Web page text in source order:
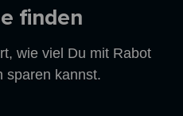
finden
wie viel Du mit Rabot
sparen kannst.